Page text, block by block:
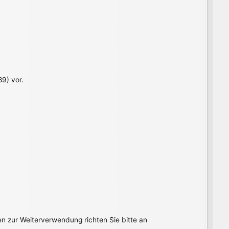
vor.
zur Weiterverwendung richten Sie bitte an